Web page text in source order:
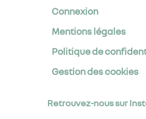
Connexion
Mentions légales
Politique de
Gestion des cookies
Retrouvez-nous sur